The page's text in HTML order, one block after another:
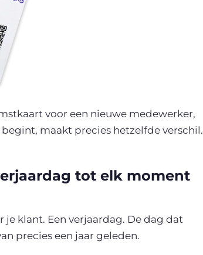
voor een nieuwe medewerker,
maakt precies hetzelfde verschil.
tot elk moment
klant. Een verjaardag. De dag dat
precies een jaar geleden.